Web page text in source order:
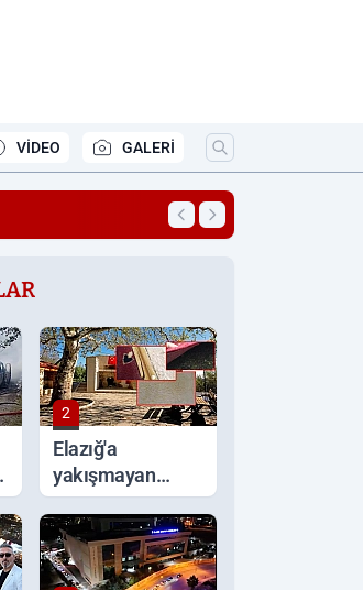
VİDEO GALERİ
2
Elazığ'a
yakışmayan
görüntüler